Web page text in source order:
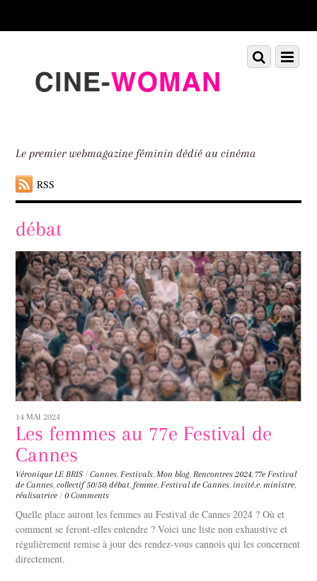
down
Le premier webmagazine féminin dédié au cinéma
RSS
Menu
Scroll
down
débat
14 MAI 2024
Les femmes au 77e Festival de
Cannes
Véronique LE BRIS / Cannes, Festivals, Mon blog, Rencontres 2024,77e Festival
de Cannes,collectif 50/50,débat, femme, Festival de Cannes, invité.e, ministre,
réalisatrice / 0 Comments
Quelle place auront les femmes au Festival de Cannes 2024 ? Où et
comment se feront-elles entendre ? Voici une liste non exhaustive et
régulièrement remise à jour des rendez-vous cannois qui les concernent
directement.